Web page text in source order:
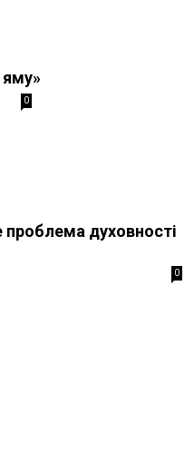
яму»
0
духовності
0